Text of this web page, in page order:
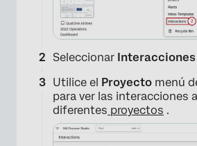
Seleccionar Interacciones
Utilice el Proyecto menú
para ver las interacciones
diferentes proyectos .